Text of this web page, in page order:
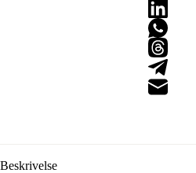
Beskrivelse